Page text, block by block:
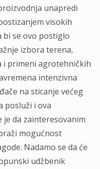
unapredi
visokih
bi se ovo postiglo
izbora terena,
i primeni agrotehničkih
intenzivna
na sticanje većeg
posluži i ova
je da zainteresovanim
mogućnost
Nadamo se da će
udžbenik